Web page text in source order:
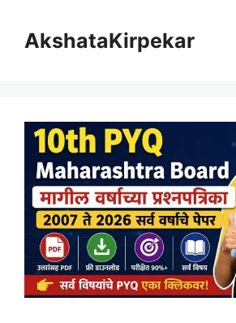
contentAkshataKirpekar